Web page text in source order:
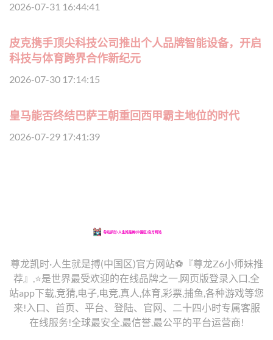
2026-07-31 16:44:41
皮克携手顶尖科技公司推出个人品牌智能设备，开启
科技与体育跨界合作新纪元
2026-07-30 17:14:15
皇马能否终结巴萨王朝重回西甲霸主地位的时代
2026-07-29 17:41:39
尊龙凯时·人生就是搏(中国区)官方网站⚽️『尊龙Z6小师妹推
荐』,⭐️是世界最受欢迎的在线品牌之一,网页版登录入口,全
站app下载,竞猜,电子,电竞,真人,体育,彩票,捕鱼,各种游戏等您
来!入口、首页、平台、登陆、官网、二十四小时专属客服
在线服务!全球最安全,最信誉,最公平的平台运营商!